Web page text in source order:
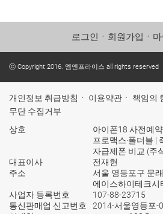
로그인 ㆍ 회원가입 ㆍ
ⓒ Copyright 2016. 엠엔프라이스 all rights reserved
개인정보 취급방침 ㆍ 이용약관 ㆍ 책임의
무단 수집거부
상호
아이폰18 사전예약
프로맥스·폴더블 |
자급제폰 비교 (주
대표이사
전재현
주소
서울 영등포구 문
에이스하이테크시
사업자 등록번호
107-88-23715
통신판매업 신고번호
2014-서울영등포-